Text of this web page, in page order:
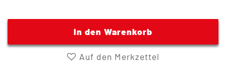
In den Warenkorb
Auf den Merkzettel